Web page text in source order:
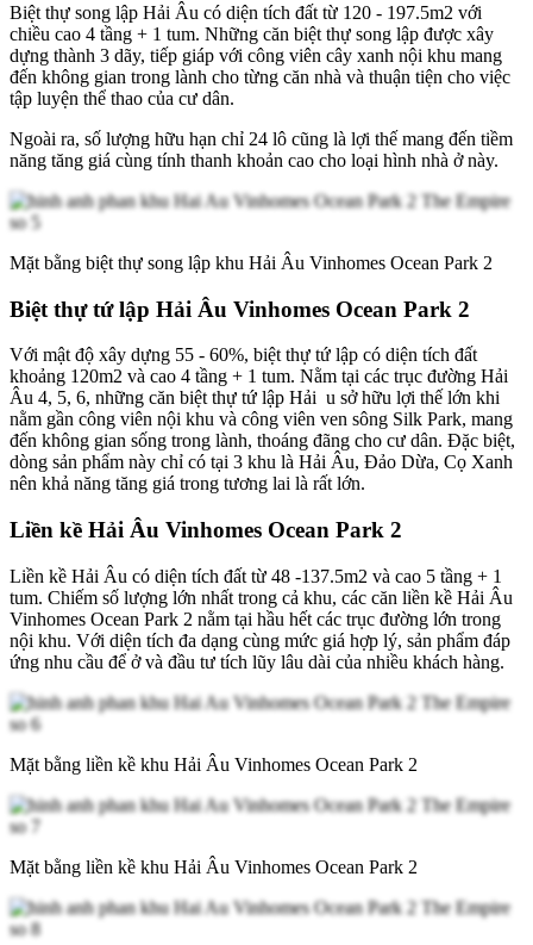
Biệt thự song lập Hải Âu có diện tích đất từ 120 - 197.5m2 với
chiều cao 4 tầng + 1 tum. Những căn biệt thự song lập được xây
dựng thành 3 dãy, tiếp giáp với công viên cây xanh nội khu mang
đến không gian trong lành cho từng căn nhà và thuận tiện cho việc
tập luyện thể thao của cư dân.
Ngoài ra, số lượng hữu hạn chỉ 24 lô cũng là lợi thế mang đến tiềm
năng tăng giá cùng tính thanh khoản cao cho loại hình nhà ở này.
Mặt bằng biệt thự song lập khu Hải Âu Vinhomes Ocean Park 2
Biệt thự tứ lập Hải Âu Vinhomes Ocean Park 2
Với mật độ xây dựng 55 - 60%, biệt thự tứ lập có diện tích đất
khoảng 120m2 và cao 4 tầng + 1 tum. Nằm tại các trục đường Hải
Âu 4, 5, 6, những căn biệt thự tứ lập Hải u sở hữu lợi thế lớn khi
nằm gần công viên nội khu và công viên ven sông Silk Park, mang
đến không gian sống trong lành, thoáng đãng cho cư dân. Đặc biệt,
dòng sản phẩm này chỉ có tại 3 khu là Hải Âu, Đảo Dừa, Cọ Xanh
nên khả năng tăng giá trong tương lai là rất lớn.
Liền kề Hải Âu Vinhomes Ocean Park 2
Liền kề Hải Âu có diện tích đất từ 48 -137.5m2 và cao 5 tầng + 1
tum. Chiếm số lượng lớn nhất trong cả khu, các căn liền kề Hải Âu
Vinhomes Ocean Park 2 nằm tại hầu hết các trục đường lớn trong
nội khu. Với diện tích đa dạng cùng mức giá hợp lý, sản phẩm đáp
ứng nhu cầu để ở và đầu tư tích lũy lâu dài của nhiều khách hàng.
Mặt bằng liền kề khu Hải Âu Vinhomes Ocean Park 2
Mặt bằng liền kề khu Hải Âu Vinhomes Ocean Park 2